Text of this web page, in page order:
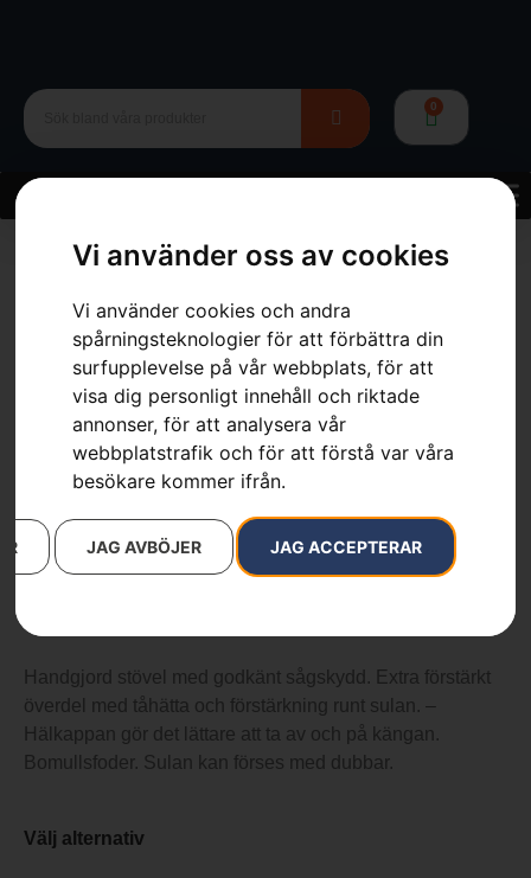
Vi använder oss av cookies
Vi använder cookies och andra
spårningsteknologier för att förbättra din
surfupplevelse på vår webbplats, för att
visa dig personligt innehåll och riktade
annonser, för att analysera vår
webbplatstrafik och för att förstå var våra
besökare kommer ifrån.
JAG ACCEPTERAR
JAG AVBÖJER
0
» Webbutik »Skor & Kläder »Skor & Stövlar »
Sågskyddsstövlar, Functional 24
Sågskyddsstövlar,
Functional 24
Kategorier: Skor & Kläder
Skor & Stövlar
Varumärken
Handgjord stövel med godkänt sågskydd. Extra förstärkt
överdel med tåhätta och förstärkning runt sulan. –
Hälkappan gör det lättare att ta av och på kängan.
Bomullsfoder. Sulan kan förses med dubbar.
Välj alternativ